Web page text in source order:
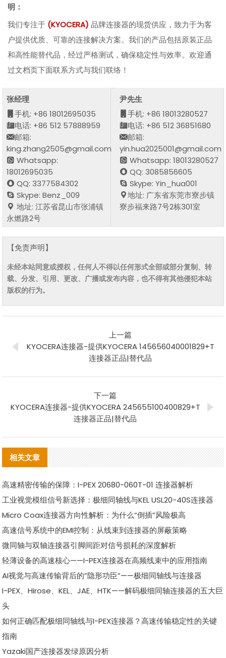
明：
我们专注于 (KYOCERA)品牌连接器的现货供应，致力于为客
户提供优质、可靠的连接解决方案。我们的产品包括原装正品
和高性能替代品，经过严格测试，确保稳定性与效率。欢迎通
过文档页下面联系方式与我们联络！
张经理
手机: +86 18012695035
电话: +86 512 57888959
邮箱:
king.zhang2505@gmail.com
Whatsapp:
18012695035
QQ: 3377584302
Skype: Benz_009
地址: 江苏省昆山市张浦镇
永燃路2号
尹先生
手机: +86 18013280527
电话: +86 512 36851680
邮箱:
yin.hua2025001@gmail.com
Whatsapp: 18013280527
QQ: 3085856605
Skype: Yin_hua001
地址: 广东省东莞市寮步镇
寮步福来路7号2栋301室
【免责声明】
未经本站同意或授权，任何人不得以任何形式全部或部分复制、转
载、分发、引用、更改、广播或发布内容，也不得有其他侵犯本站
版权的行为。
上一篇
KYOCERA连接器-提供KYOCERA 145656040001829+T
连接器正品|替代品
下一篇
KYOCERA连接器-提供KYOCERA 245655100400829+T
连接器正品|替代品
相关文章
高速精密传输的保障：I-PEX 20680-060T-01 连接器解析
工业视觉模组信号新选择：极细同轴线与KEL USL20-40S连接器
Micro Coax连接器方向性解析：为什么“倒插”风险极高
高速信号系统中的EMI控制：从线束到连接器的屏蔽策略
微同轴与双轴连接器引脚间距对信号损耗的深度解析
轻薄设备的高速核心——I-PEX连接器在高频线束中的应用指南
AI视觉与高速传输背后的“隐形功臣”——极细同轴线与连接器
I-PEX、Hirose、KEL、JAE、HTK——解码极细同轴连接器的五大巨
头
如何正确匹配极细同轴线与I-PEX连接器？高速传输稳定性的关键
指南
Yazaki国产连接器发绿原因分析